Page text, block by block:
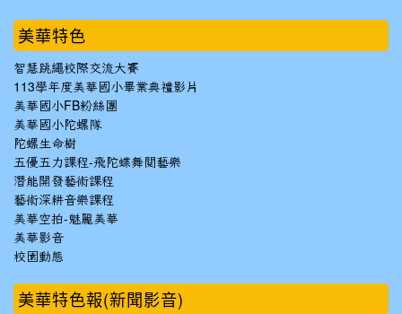
美華特色
智慧跳繩校際交流大賽
113學年度美華國小畢業典禮影片
美華國小FB粉絲團
美華國小陀螺隊
陀螺生命樹
五優五力課程-飛陀蝶舞閱藝樂
潛能開發藝術課程
藝術深耕音樂課程
美華空拍-魅麗美華
美華影音
校園動態
美華特色報(新聞影音)